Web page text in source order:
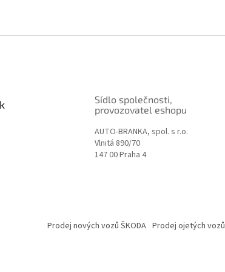
Sídlo společnosti,
provozovatel eshopu
AUTO-BRANKA, spol. s r.o.
Vlnitá 890/70
147 00 Praha 4
Prodej nových vozů ŠKODA Prodej ojetých vozů